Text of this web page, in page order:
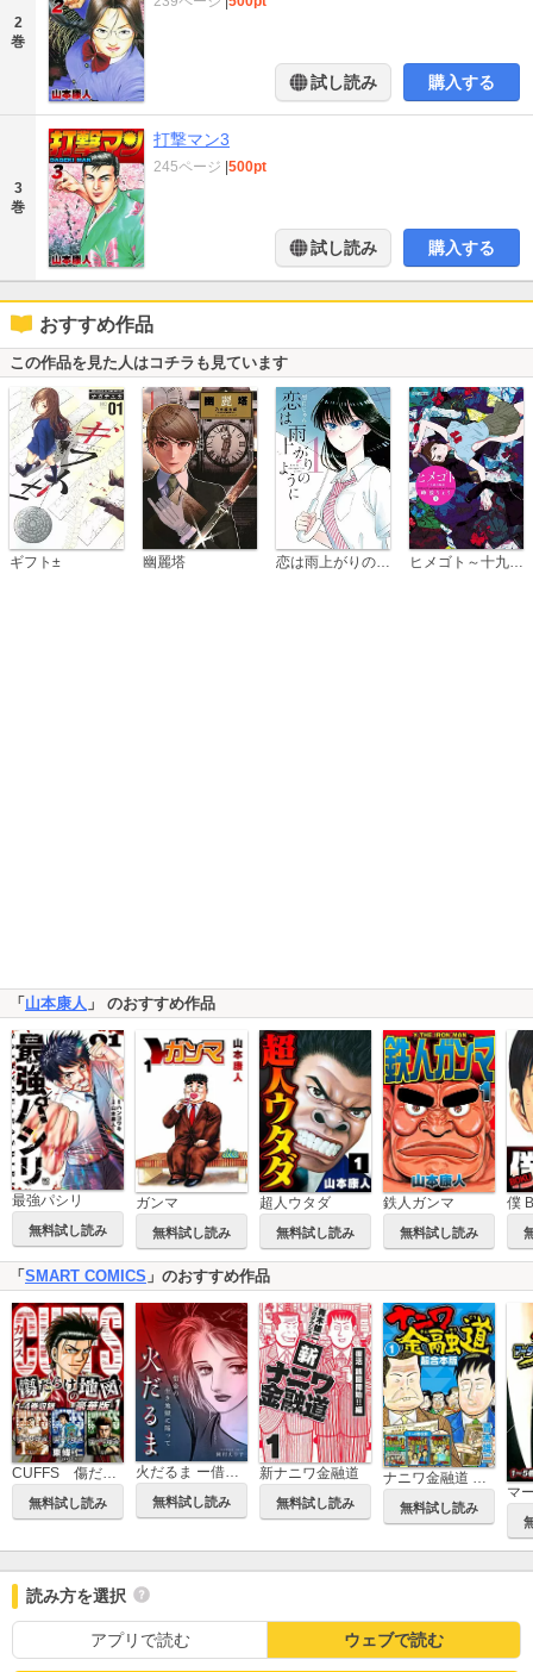
2
巻
試し読み 購入する
3
巻
打撃マン3
245ページ 500pt
試し読み 購入する
おすすめ作品
この作品を見た人はコチラも見ています
ギフト± 幽麗塔 恋は雨上がりのように ヒメゴト～十九歳の制服～
「 山本康人 」 のおすすめ作品
最強パシリ
無料試し読み
ガンマ
無料試し読み
超人ウタダ
無料試し読み
鉄人ガンマ
無料試し読み
僕
「 SMART COMICS 」のおすすめ作品
無料試し読み 無料試し読み
新ナニワ金融道
無料試し読み
ナニワ金融道 超合本版
無料試し読み
読み方を選択
アプリで読む ウェブで読む